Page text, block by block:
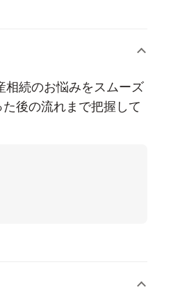
相続のお悩みをスムーズ
後の流れまで把握して